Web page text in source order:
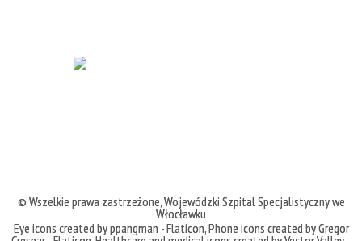
© Wszelkie prawa zastrzeżone,Wojewódzki Szpital Specjalistyczny we
Włocławku
Eye icons created by ppangman - Flaticon,Phone icons created by Gregor